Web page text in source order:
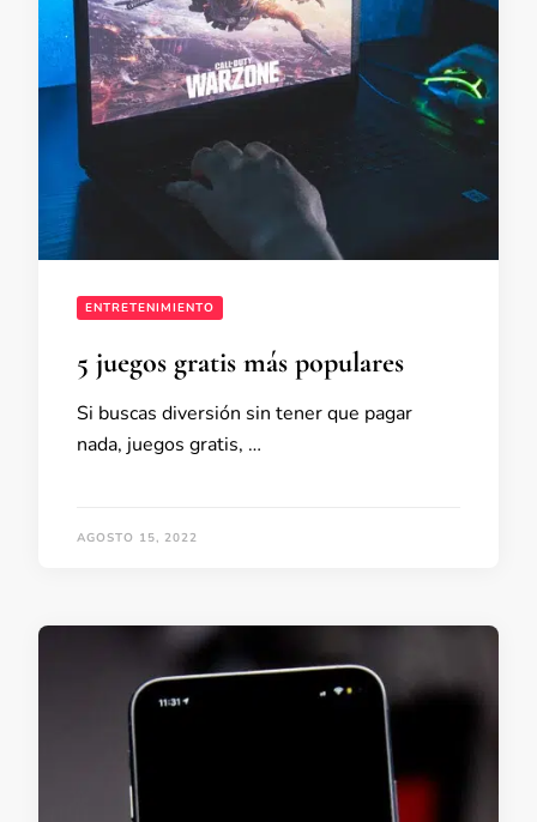
ENTRETENIMIENTO
5 juegos gratis más populares
Si buscas diversión sin tener que pagar
nada, juegos gratis, …
AGOSTO 15, 2022